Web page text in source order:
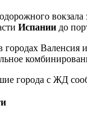
Испании до
городах Валенсия
города с ЖД